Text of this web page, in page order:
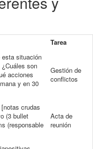
Tarea
situación
son
acciones
y en 30
Gestión de
conflictos
crudas
(3 bullet
(responsable
Acta de
reunión